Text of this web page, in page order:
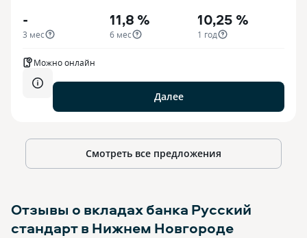
-
3 мес
11,8 %
6 мес
10,25 %
1 год
Можно онлайн
Далее
Смотреть все предложения
Отзывы о вкладах банка Русский
стандарт в Нижнем Новгороде